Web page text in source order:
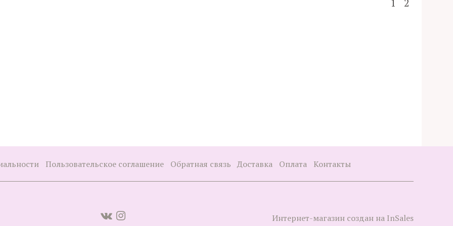
1 2
Пользовательское соглашение Обратная связь Доставка Оплата Контакты
Интернет-магазин создан на InSales